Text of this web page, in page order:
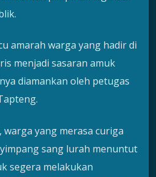
amarah warga yang hadir di
menjadi sasaran amuk
diamankan oleh petugas
yang merasa curiga
sang lurah menuntut
segera melakukan